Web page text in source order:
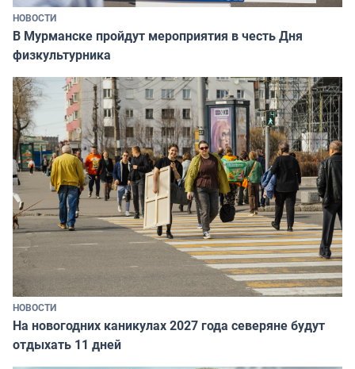
НОВОСТИ
В Мурманске пройдут мероприятия в честь Дня
физкультурника
НОВОСТИ
На новогодних каникулах 2027 года северяне будут
отдыхать 11 дней